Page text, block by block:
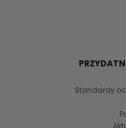
Standardy